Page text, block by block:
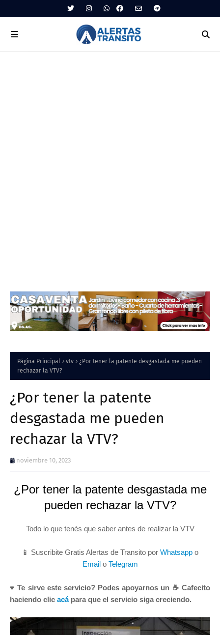
Página Principal vtv
¿Por tener la patente desgastada me pueden
rechazar la VTV?
¿Por tener la patente
desgastada me pueden
rechazar la VTV?
noviembre 10, 2023
¿Por tener la patente desgastada me
pueden rechazar la VTV?
Todo lo que tenés que saber antes de realizar la VTV
📱 Suscribite Gratis Alertas de Transito por Whatsapp o
Emailo Telegram
♥ Te sirve este servicio? Podes apoyarnos un ☕ Cafecito
haciendo clic acápara que el servicio siga creciendo.